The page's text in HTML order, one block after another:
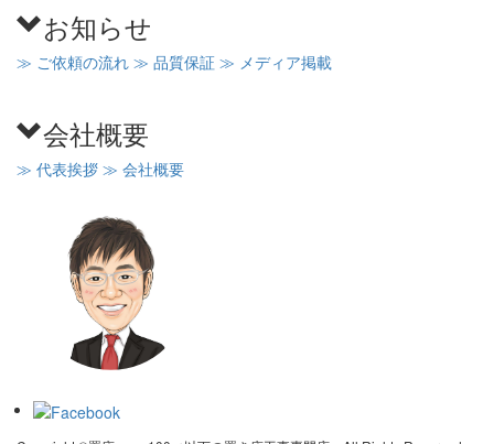
お知らせ
≫ ご依頼の流れ ≫ 品質保証 ≫ メディア掲載
会社概要
≫ 代表挨拶 ≫ 会社概要